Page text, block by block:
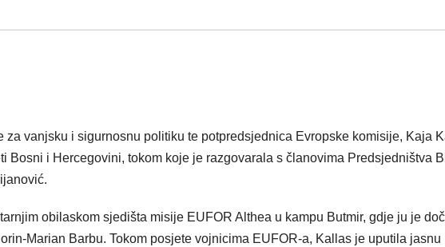
vanjsku i sigurnosnu politiku te potpredsjednica Evropske komisije, Kaja
Bosni i Hercegovini, tokom koje je razgovarala s članovima Predsjedništva
obilaskom sjedišta misije EUFOR Althea u kampu Butmir, gdje ju je
Marian Barbu. Tokom posjete vojnicima EUFOR-a, Kallas je uputila jasnu